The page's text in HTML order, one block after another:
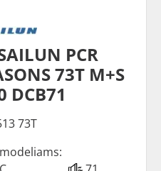
PCR
73T M+S
DCB71
73T